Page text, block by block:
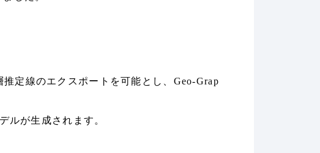
定線のエクスポートを可能とし、Geo-Grap
ルが生成されます。